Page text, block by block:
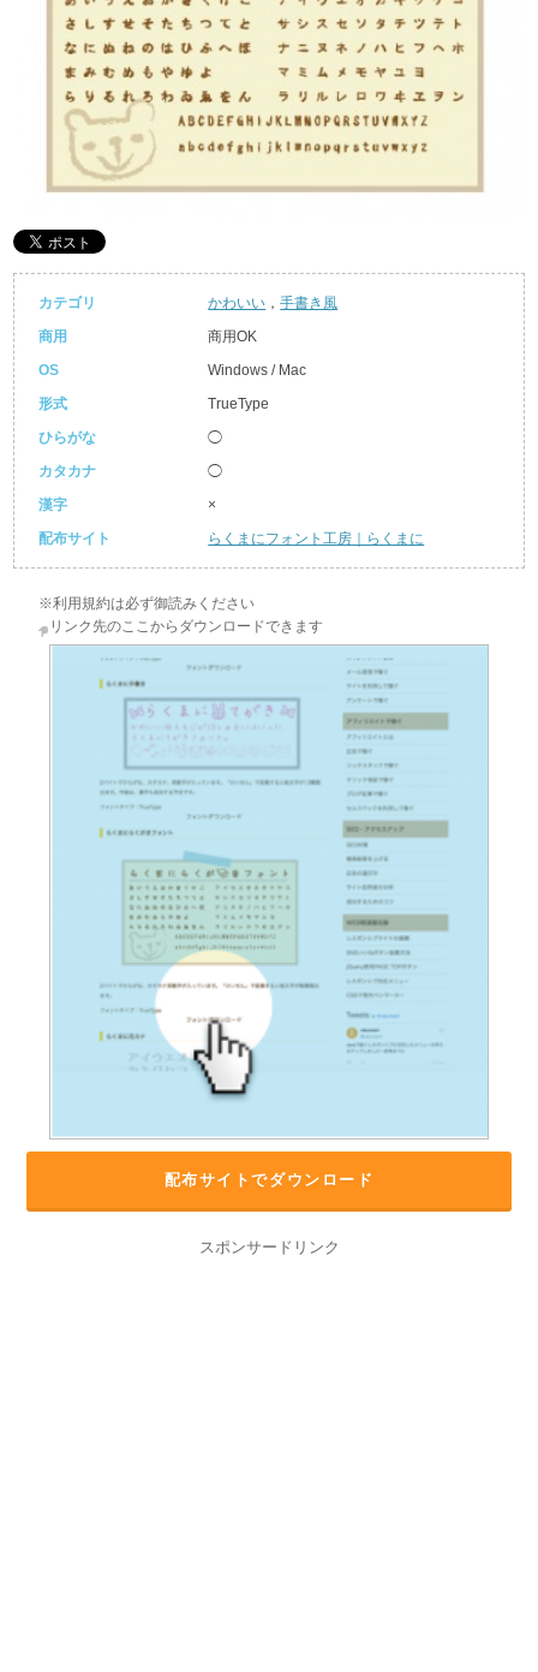
カテゴリ かわいい ，手書き風
商用
商用OK
OS
Windows / Mac
形式
TrueType
ひらがな
◯
カタカナ
◯
漢字
×
配布サイト
らくまにフォント工房｜らくまに
※利用規約は必ず御読みください
リンク先のここからダウンロードできます
配布サイトでダウンロード
スポンサードリンク